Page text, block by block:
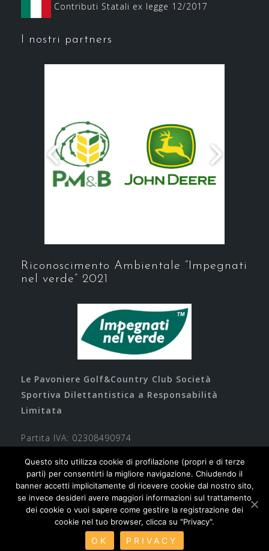
Contributi Statali ex legge 12/2017
I nostri partners
Riconoscimento Ambientale “Impegnati
nel verde” 2021
Le Pavoniere Golf&Country Club Società
Sportiva Dilettantistica a Responsabilità
Limitata
Partita IVA: 02308490974
Contatti Privacy
Cookie
Safeguarding
Questo sito utilizza cookie di profilazione (propri e di terze
parti) per consentirti la migliore navigazione. Chiudendo il
banner accetti implicitamente di ricevere cookie dal nostro sito,
se invece desideri avere maggiori informazioni sul trattamento
dei cookie o vuoi sapere come gestire la registrazione dei
cookie nel tuo browser, clicca su "Privacy".
OK PRIVACY